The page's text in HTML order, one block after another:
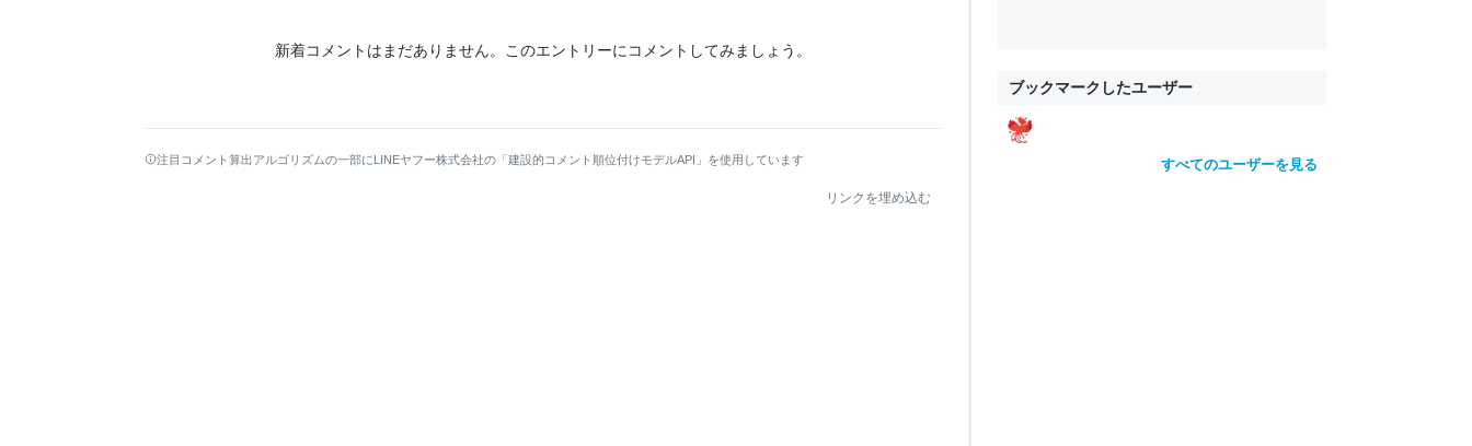
新着コメントはまだありません。 このエントリーにコメントしてみましょう。
注目コメント算出アルゴリズムの一部にLINEヤフー株式会社の「建設的コメント順位付けモデルAPI」を使用しています
リンクを埋め込む
ブックマークしたユーザー
すべてのユーザーを見る